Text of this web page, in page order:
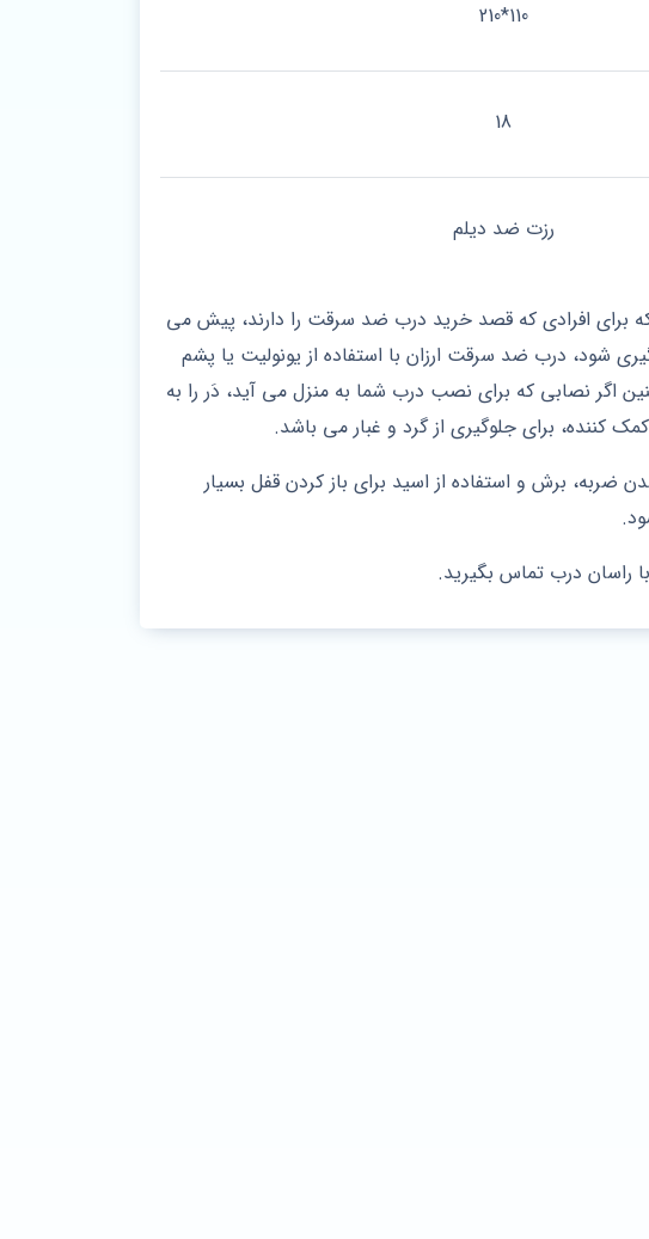
110*210
18
رزت ضد دیلم
از مسائلی که برای افرادی که قصد خرید درب ضد سرقت را دارند، پیش می
شود، درب ضد سرقت ارزان با استفاده از یونولیت یا پشم
نصابی که برای نصب درب شما به منزل می آید، دَر را به
کننده، برای جلوگیری از گرد و غبار می باشد.
ضربه، برش و استفاده از اسید برای باز کردن قفل بسیار
با راسان درب تماس بگیرید.